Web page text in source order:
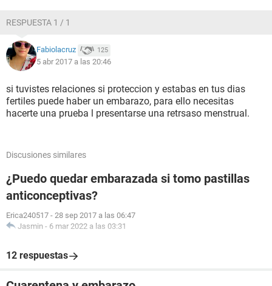
RESPUESTA 1 / 1
Fabiolacruz 125
5 abr 2017 a las 20:46
si tuvistes relaciones si proteccion y estabas en tus dias
fertiles puede haber un embarazo, para ello necesitas
hacerte una prueba l presentarse una retrsaso menstrual.
Discusiones similares
¿Puedo quedar embarazada si tomo pastillas
anticonceptivas?
Erica240517 - 28 sep 2017 a las 06:47
Jasmin - 6 mar 2022 a las 03:31
12 respuestas